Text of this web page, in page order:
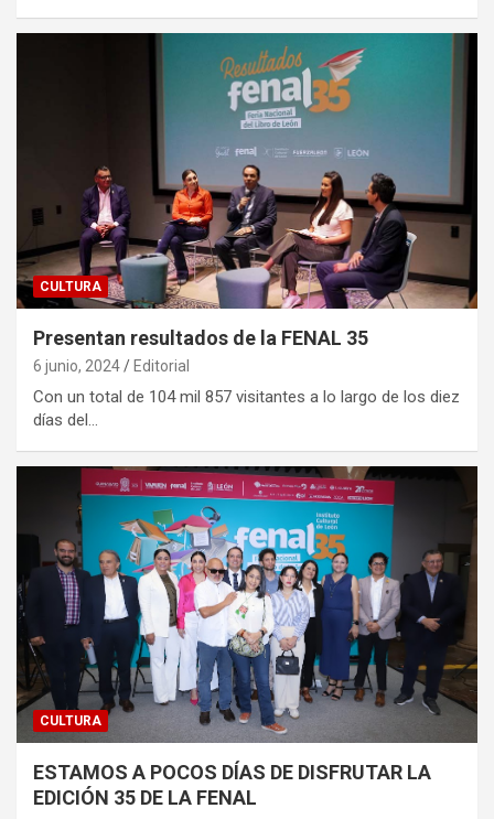
CULTURA
Presentan resultados de la FENAL 35
6 junio, 2024 Editorial
Con un total de 104 mil 857 visitantes a lo largo de los diez
días del…
CULTURA
ESTAMOS A POCOS DÍAS DE DISFRUTAR LA
EDICIÓN 35 DE LA FENAL